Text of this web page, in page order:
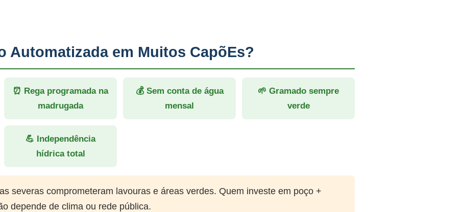
Automatizada em Muitos CapõEs?
⏰ Rega programada na
madrugada
💰 Sem conta de água
mensal
🌱 Gramado sempre
verde
💪 Independência
hídrica total
severas comprometeram lavouras e áreas verdes. Quem investe em poço +
depende de clima ou rede pública.